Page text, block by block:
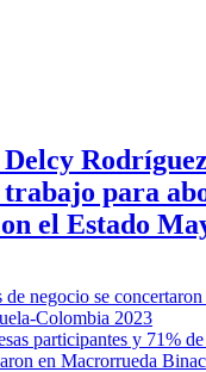
para
el Estado
de negocio se
Colombia 2023
participantes y 71%
en Macrorrueda